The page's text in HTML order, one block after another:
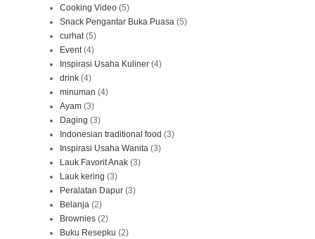
Cooking Video (5)
Snack Pengantar Buka Puasa (5)
curhat (5)
Event (4)
Inspirasi Usaha Kuliner (4)
drink (4)
minuman (4)
Ayam (3)
Daging (3)
Indonesian traditional food (3)
Inspirasi Usaha Wanita (3)
Lauk Favorit Anak (3)
Lauk kering (3)
Peralatan Dapur (3)
Belanja (2)
Brownies (2)
Buku Resepku (2)